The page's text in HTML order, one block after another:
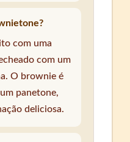
com uma
com um
O brownie é
panetone,
deliciosa.